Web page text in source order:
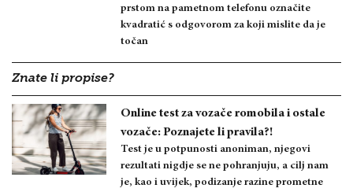
prstom na pametnom telefonu označite
kvadratić s odgovorom za koji mislite da je
točan
Znate li propise?
Online test za vozače romobila i ostale
vozače: Poznajete li pravila?!
Test je u potpunosti anoniman, njegovi
rezultati nigdje se ne pohranjuju, a cilj nam
je, kao i uvijek, podizanje razine prometne